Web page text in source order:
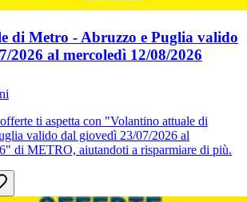
di Metro - Abruzzo e Puglia valido
2026 al mercoledì 12/08/2026
ti aspetta con "Volantino attuale di
valido dal giovedì 23/07/2026 al
di METRO, aiutandoti a risparmiare di più.